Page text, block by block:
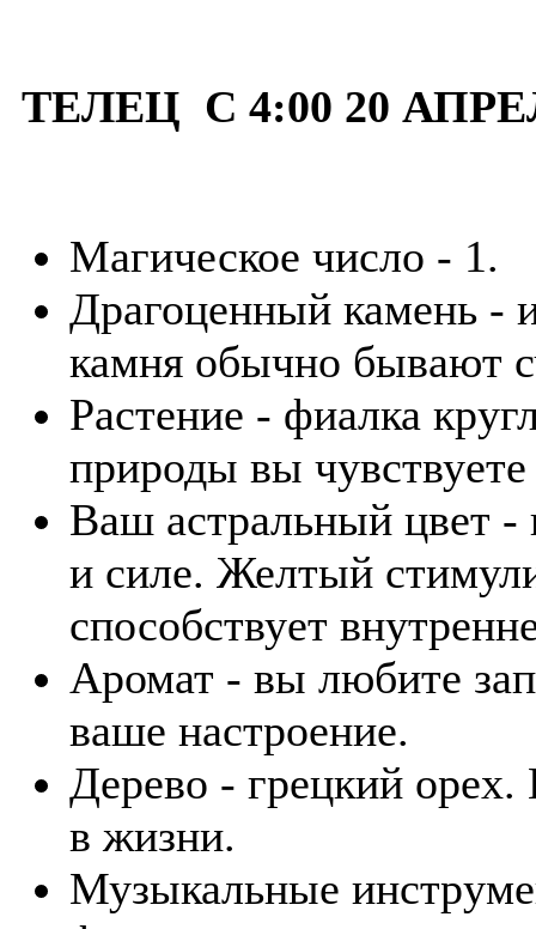
ТЕЛЕЦ С 4:00 20
Магическое число - 1.
Драгоценный камень -
камня обычно бывают
Растение - фиалка
природы вы
Ваш астральный цвет -
и силе. Желтый
способствует
Аромат - вы любите
ваше настроение.
Дерево - грецкий
в жизни.
Музыкальные